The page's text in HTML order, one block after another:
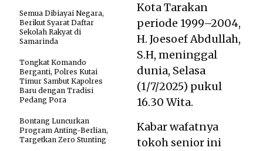
Kota Tarakan
periode 1999–2004,
H. Joesoef Abdullah,
S.H, meninggal
dunia, Selasa
(1/7/2025) pukul
16.30 Wita.
Kabar wafatnya
tokoh senior ini
Semua Dibiayai Negara,
Berikut Syarat Daftar
Sekolah Rakyat di
Samarinda
Tongkat Komando
Berganti, Polres Kutai
Timur Sambut Kapolres
Baru dengan Tradisi
Pedang Pora
Bontang Luncurkan
Program Anting-Berlian,
Targetkan Zero Stunting